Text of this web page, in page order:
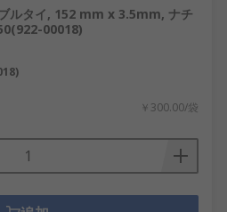
タイ, 152 mm x 3.5mm, ナチ
00018)
￥300.00/袋